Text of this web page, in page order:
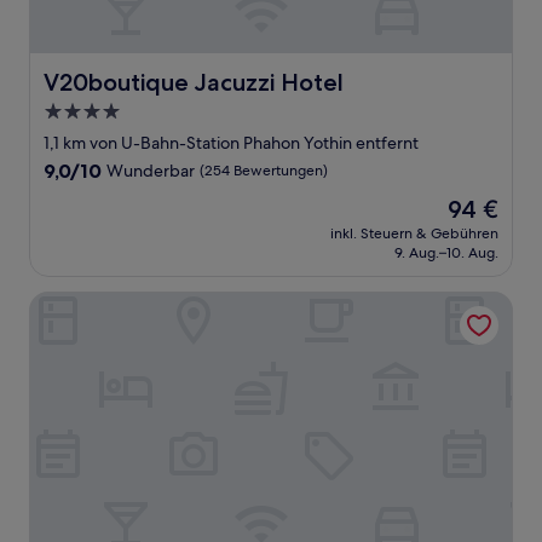
V20boutique Jacuzzi Hotel
V20boutique Jacuzzi Hotel
4.0-
Sterne-
Unterkunft
1,1 km von U-Bahn-Station Phahon Yothin entfernt
9.0
9,0/10 Wunderbar (254 Bewertungen)
Der
Preis
beträgt
94 €
inkl. Steuern & Gebühren
9. Aug.–10. Aug.